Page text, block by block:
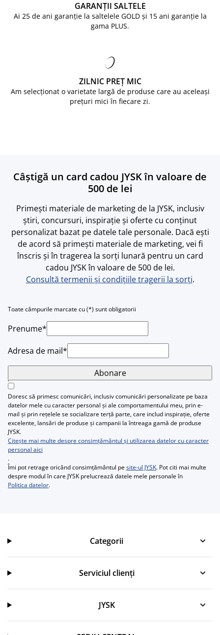
GARANȚII SALTELE
Ai 25 de ani garanție la saltelele GOLD și 15 ani garanție la
gama PLUS.
ZILNIC PREȚ MIC
Am selecționat o varietate largă de produse care au aceleași
prețuri mici în fiecare zi.
Câștigă un card cadou JYSK în valoare de
500 de lei
Primești materiale de marketing de la JYSK, inclusiv
știri, concursuri, inspirație și oferte cu conținut
personalizat bazat pe datele tale personale. Dacă ești
de acord să primești materiale de marketing, vei fi
înscris și în tragerea la sorți lunară pentru un card
cadou JYSK în valoare de 500 de lei.
Consultă termenii și condițiile tragerii la sorți.
Toate câmpurile marcate cu (*) sunt obligatorii
Prenume*
Adresa de mail*
Abonare
Doresc să primesc comunicări, inclusiv comunicări personalizate pe baza
datelor mele cu caracter personal și ale comportamentului meu, prin e-
mail și prin rețelele se socializare terță parte, care includ inspirație, oferte
excelente, lansări de produse și campanii la întreaga gamă de produse
JYSK.
Citește mai multe despre consimțământul și utilizarea datelor cu caracter
personal aici
.
Îmi pot retrage oricând consimțământul pesite-ul JYSK. Pot citi mai multe
despre modul în care JYSK prelucrează datele mele personale în
Politica datelor.
Categorii
Serviciul clienți
Serviciul clienți
JYSK
JYSK